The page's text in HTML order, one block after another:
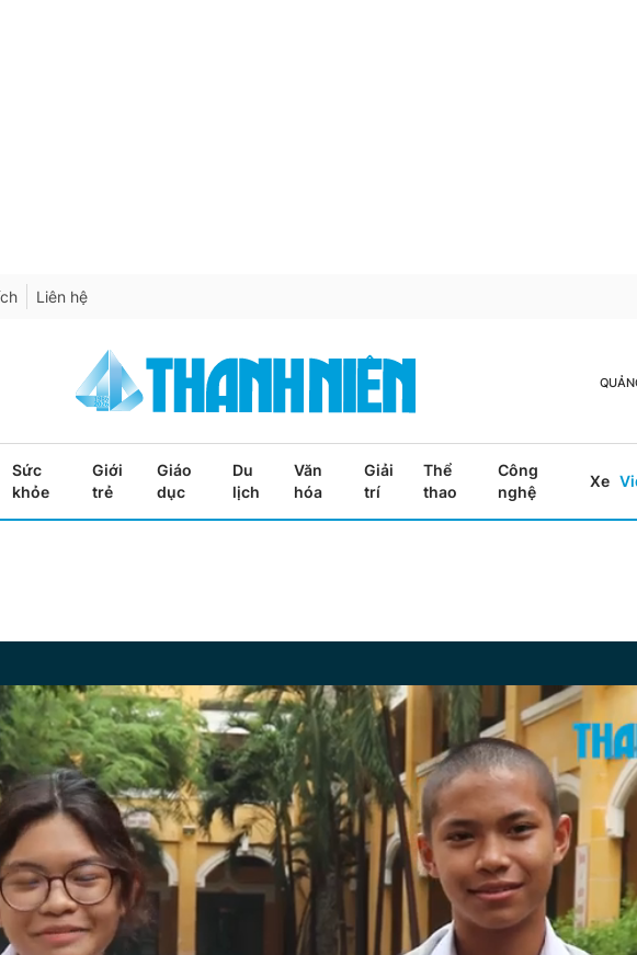
Liên hệ
Sức
khỏe
Giới
trẻ
Giáo
dục
Du
lịch
Văn
hóa
Giải
trí
Thể
thao
Công
nghệ
Xe